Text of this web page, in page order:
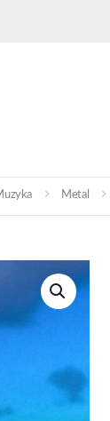
Metal